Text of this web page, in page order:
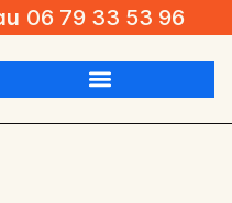
06 79 33 53 96